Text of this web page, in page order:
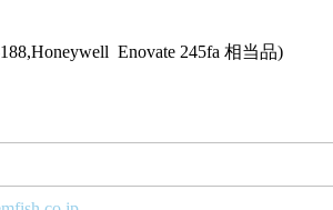
Enovate 245fa 相当品)